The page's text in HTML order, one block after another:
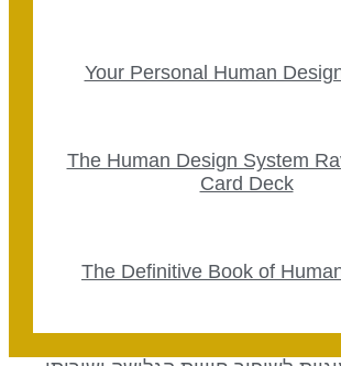
Your Personal Human
The Human Design System
Card Deck
The Definitive Book of